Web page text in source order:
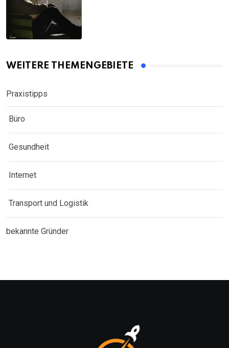
WEITERE THEMENGEBIETE
Praxistipps
Büro
Gesundheit
Internet
Transport und Logistik
bekannte Gründer